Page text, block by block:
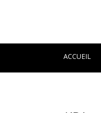
ACCUEIL